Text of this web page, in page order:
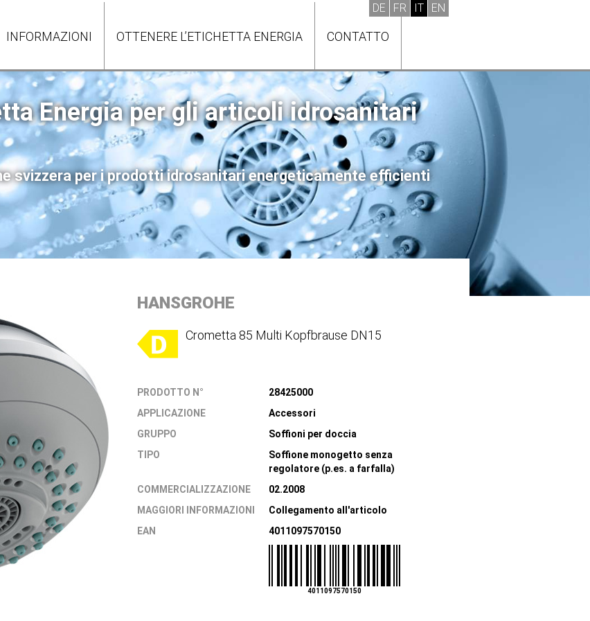
INFORMAZIONI OTTENERE L’ETICHETTA ENERGIA CONTATTO
Energia per gli articoli idrosanitari
svizzera per i prodotti idrosanitari energeticamente efficienti
HANSGROHE
Crometta 85 Multi Kopfbrause DN15
PRODOTTO N°
28425000
APPLICAZIONE
Accessori
GRUPPO
Soffioni per doccia
TIPO
Soffione monogetto senza
regolatore (p.es. a farfalla)
COMMERCIALIZZAZIONE
02.2008
MAGGIORI INFORMAZIONI
Collegamento all'articolo
EAN
4011097570150
4011097570150